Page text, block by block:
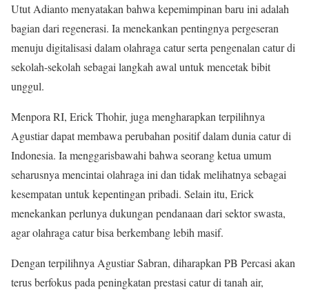
Utut Adianto menyatakan bahwa kepemimpinan baru ini adalah
bagian dari regenerasi. Ia menekankan pentingnya pergeseran
menuju digitalisasi dalam olahraga catur serta pengenalan catur di
sekolah-sekolah sebagai langkah awal untuk mencetak bibit
unggul.
Menpora RI, Erick Thohir, juga mengharapkan terpilihnya
Agustiar dapat membawa perubahan positif dalam dunia catur di
Indonesia. Ia menggarisbawahi bahwa seorang ketua umum
seharusnya mencintai olahraga ini dan tidak melihatnya sebagai
kesempatan untuk kepentingan pribadi. Selain itu, Erick
menekankan perlunya dukungan pendanaan dari sektor swasta,
agar olahraga catur bisa berkembang lebih masif.
Dengan terpilihnya Agustiar Sabran, diharapkan PB Percasi akan
terus berfokus pada peningkatan prestasi catur di tanah air,